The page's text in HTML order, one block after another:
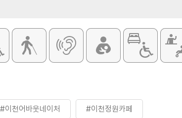
#이천어바웃네이처 #이천정원카페